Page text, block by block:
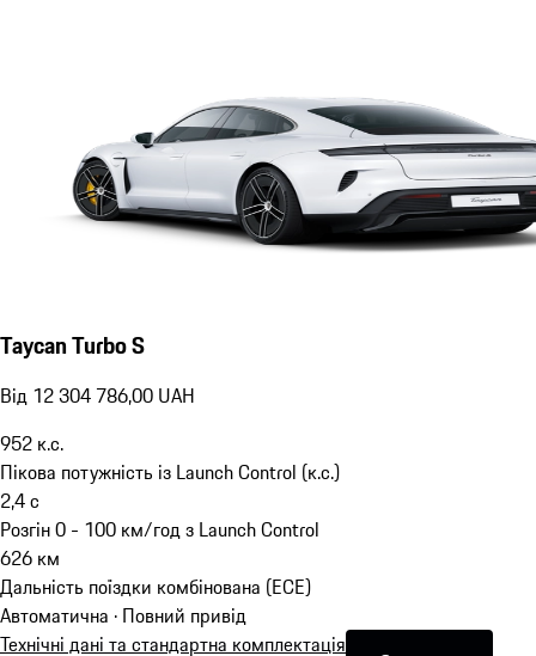
Taycan Turbo S
Від 12 304 786,00 UAH
952 к.с.
Пікова потужність із Launch Control (к.с.)
2,4с
Розгін 0 - 100 км/год з Launch Control
626 км
Дальність поїздки комбінована (ECE)
Автоматична · Повний привід
Технічні дані та стандартна комплектація